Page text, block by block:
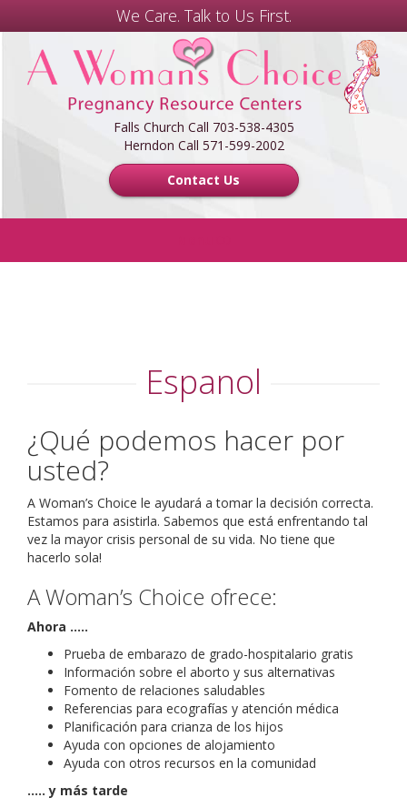
We Care. Talk to Us First.
Woman's
Choice
Falls Church Call 703-538-4305
Herndon Call 571-599-2002
Contact Us
ESPANOL
CONTACT US
DONATE
AFL DINNER
Espanol
¿Qué podemos hacer por
usted?
A Woman’s Choice le ayudará a tomar la decisión correcta.
Estamos para asistirla. Sabemos que está enfrentando tal
vez la mayor crisis personal de su vida. No tiene que
hacerlo sola!
A Woman’s Choice ofrece:
Ahora …..
Prueba de embarazo de grado-hospitalario gratis
Información sobre el aborto y sus alternativas
Fomento de relaciones saludables
Referencias para ecografías y atención médica
Planificación para crianza de los hijos
Ayuda con opciones de alojamiento
Ayuda con otros recursos en la comunidad
….. y más tarde